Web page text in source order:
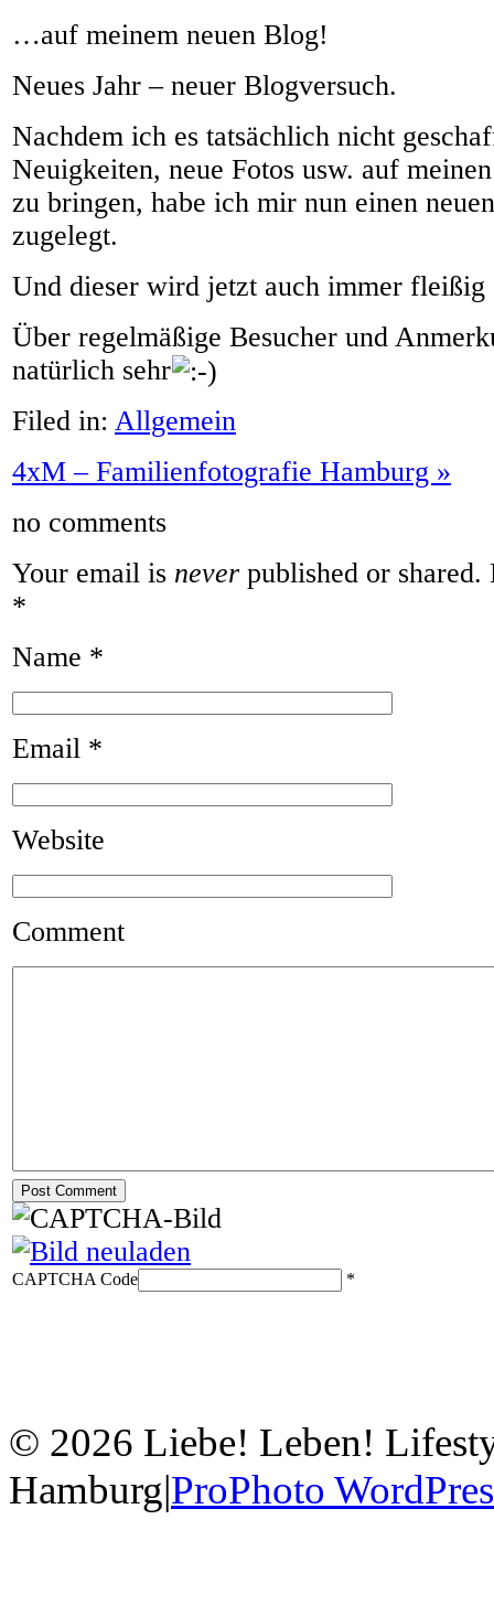
…auf meinem neuen Blog!
Neues Jahr – neuer Blogversuch.
Nachdem ich es tatsächlich nicht
Neuigkeiten, neue Fotos usw. auf
zu bringen, habe ich mir nun einen
zugelegt.
Und dieser wird jetzt auch immer
Über regelmäßige Besucher und
natürlich sehr
Filed in: Allgemein
4xM – Familienfotografie Hamburg »
no comments
Your email is never published or
*
Name *
Email *
Website
Comment
CAPTCHA Code *
© 2026 Liebe! Leben!
Hamburg|ProPhoto